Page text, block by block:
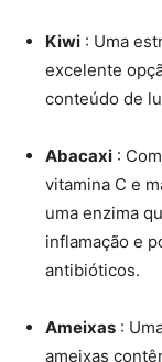
Kiwi : Uma
excelente
conteúdo de
Abacaxi :
vitamina C e
uma enzima
inflamação e
antibióticos.
Ameixas :
ameixas